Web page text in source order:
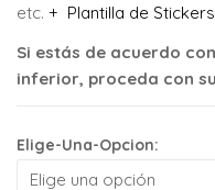
etc. + Plantilla de
Si estás de acuerdo
inferior, proceda con
Elige-Una-Opcion: